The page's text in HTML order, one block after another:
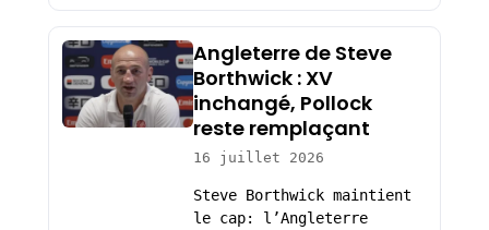
Angleterre de Steve
Borthwick : XV
inchangé, Pollock
reste remplaçant
16 juillet 2026
Steve Borthwick maintient
le cap: l’Angleterre